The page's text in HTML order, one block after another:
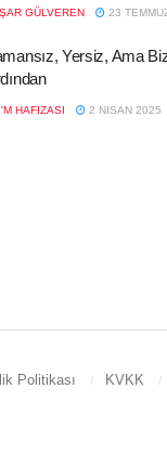
GÜLVEREN 23
Yersiz, Ama
HAFIZASI 2 NISAN 2025
Politikası KVKK